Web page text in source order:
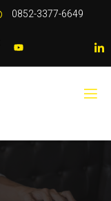
0852-3377-6649